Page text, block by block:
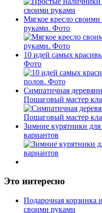
Мягкое кресло
руками. Фото
10 идей самых
Фото
Симпатичная
Пошаговый мастер
Зимние курятники
вариантов
Это интересно
Подарочная корзинка
своими руками